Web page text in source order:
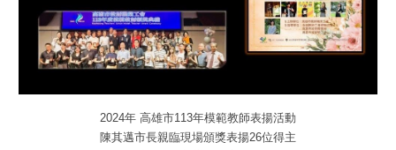
2024年 高雄市113年模範教師表揚活動
陳其邁市長親臨現場頒獎表揚26位得主